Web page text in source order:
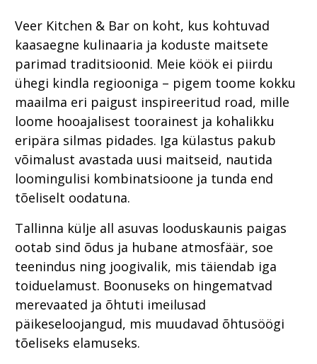
Veer Kitchen & Bar on koht, kus kohtuvad
kaasaegne kulinaaria ja koduste maitsete
parimad traditsioonid. Meie köök ei piirdu
ühegi kindla regiooniga – pigem toome kokku
maailma eri paigust inspireeritud road, mille
loome hooajalisest toorainest ja kohalikku
eripära silmas pidades. Iga külastus pakub
võimalust avastada uusi maitseid, nautida
loomingulisi kombinatsioone ja tunda end
tõeliselt oodatuna.
Tallinna külje all asuvas looduskaunis paigas
ootab sind õdus ja hubane atmosfäär, soe
teenindus ning joogivalik, mis täiendab iga
toiduelamust. Boonuseks on hingematvad
merevaated ja õhtuti imeilusad
päikeseloojangud, mis muudavad õhtusöögi
tõeliseks elamuseks.